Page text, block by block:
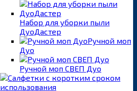
Набор для уборки пыли
ДуоДастер
Ручной моп
Дуо
Ручной моп СВЕП Дуо